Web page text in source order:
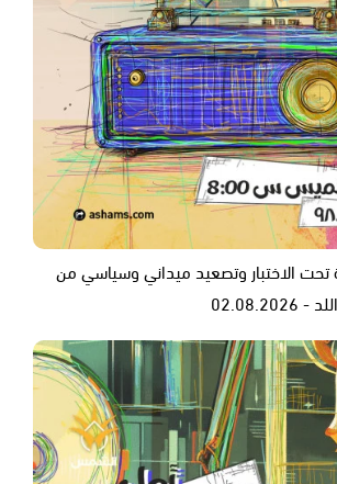
تحت الاختبار وتصعيد ميداني وسياسي من